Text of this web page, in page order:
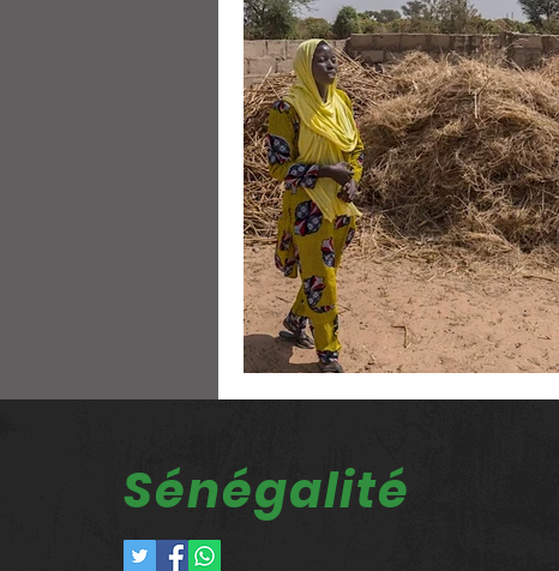
Sénégalité